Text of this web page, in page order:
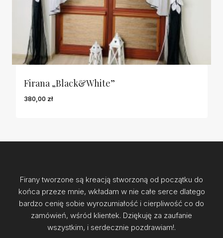
Firana „Black&white”
380,00 zł
Firany tworzone są kreacją stworzoną od początku do
końca przeze mnie, wkładam w nie całe serce dlatego
bardzo cenię sobie wyrozumiałość i cierpliwość co do
zamówień, wśród klientek. Dziękuję za zaufanie
wszystkim, i serdecznie pozdrawiam!.